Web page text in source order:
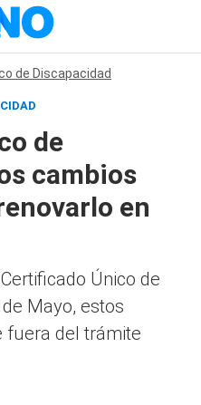
de Discapacidad
de
cambios
en
Único de
Mayo, estos
fuera del trámite